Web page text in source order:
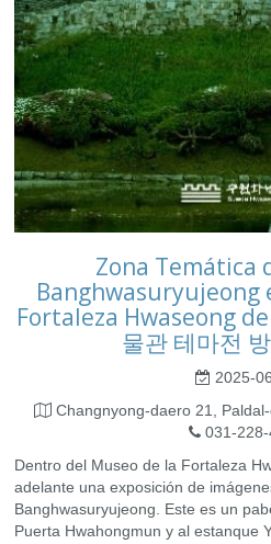
Zona Temática
Banghwasuryujeong
Fortaleza Hwaseong
물관 테마전
2025-
Changnyong-daero 21,
031-228-
Dentro del Museo de la Fortaleza
adelante una exposición de
Banghwasuryujeong. Este es un
Puerta Hwahongmun y al estanque